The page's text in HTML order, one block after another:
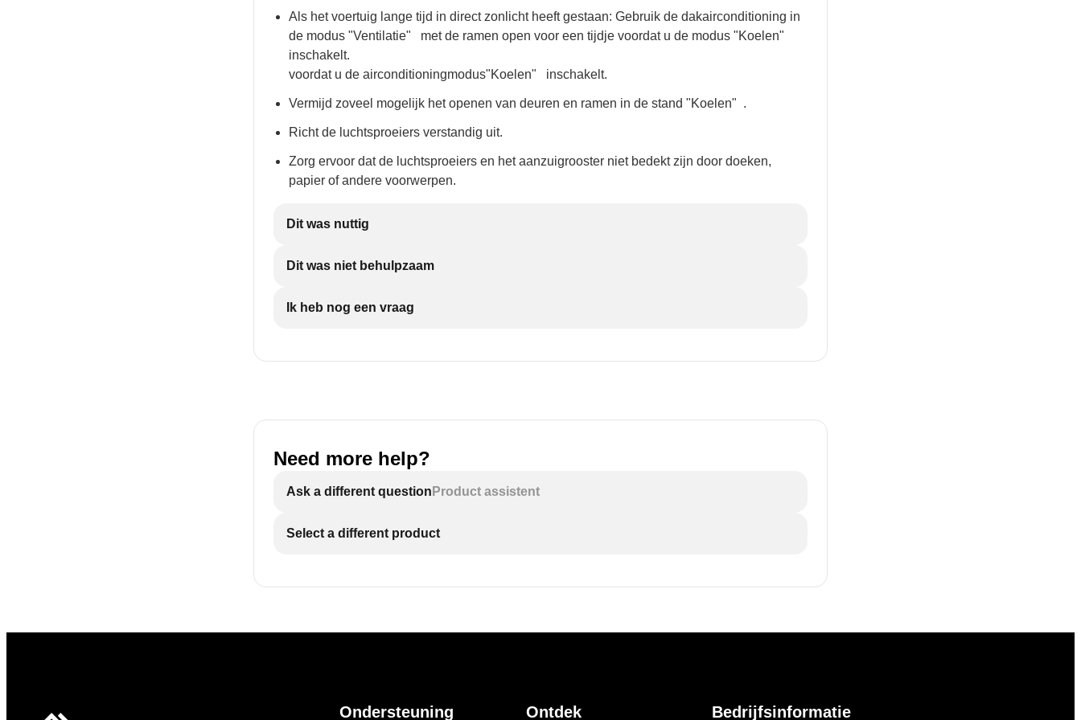
Als het voertuig lange tijd in direct zonlicht heeft gestaan: Gebruik de dakairconditioning in
de modus "Ventilatie"
met de ramen open voor een tijdje voordat u de modus "Koelen"
inschakelt.
voordat u de airconditioningmodus"Koelen"
inschakelt.
Vermijd zoveel mogelijk het openen van deuren en ramen in de stand "Koelen" .
Richt de luchtsproeiers verstandig uit.
Zorg ervoor dat de luchtsproeiers en het aanzuigrooster niet bedekt zijn door doeken,
papier of andere voorwerpen.
Dit was nuttig
Dit was niet behulpzaam
Ik heb nog een vraag
Need more help?
Ask a different question Product assistent
Select a different product
Ondersteuning Ontdek Bedrijfsinformatie